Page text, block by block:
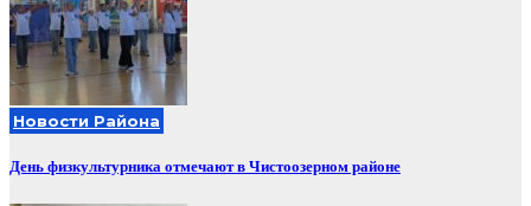
Новости Района
День физкультурника отмечают в Чистоозерном районе